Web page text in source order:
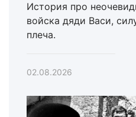
История про
войска дяди Васи,
плеча.
02.08.2026